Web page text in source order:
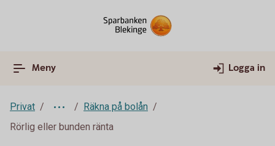
Meny Logga in
Privat
Räkna på bolån
Rörlig eller bunden ränta